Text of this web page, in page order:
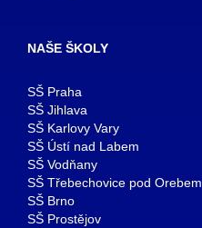
NAŠE ŠKOLY
SŠ Praha
SŠ Jihlava
SŠ Karlovy Vary
SŠ Ústí nad Labem
SŠ Vodňany
SŠ Třebechovice pod Orebem
SŠ Brno
SŠ Prostějov